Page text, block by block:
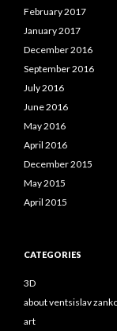
February 2017
January 2017
December 2016
September 2016
July 2016
June 2016
May 2016
April 2016
December 2015
May 2015
April 2015
CATEGORIES
3D
about ventsislav
art